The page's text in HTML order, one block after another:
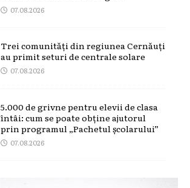
07.08.2026
Trei comunități din regiunea Cernăuți
au primit seturi de centrale solare
07.08.2026
5.000 de grivne pentru elevii de clasa
întâi: cum se poate obține ajutorul
prin programul „Pachetul școlarului”
07.08.2026